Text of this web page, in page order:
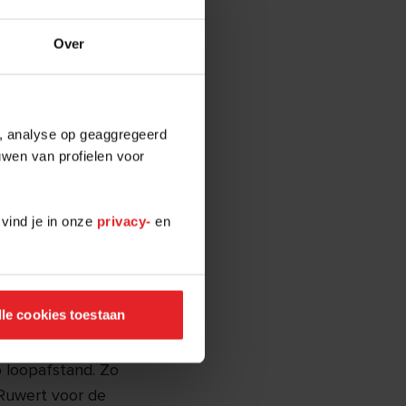
Over
op geaggregeerd
van profielen voor
je in onze privacy- en
cookies toestaan
maar
moment
Daan.
met vier
oudere
hier goed
loopafstand. Zo
voor de